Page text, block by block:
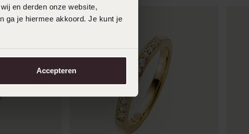
en derden onze website,
ga je hiermee akkoord. Je kunt je
Accepteren